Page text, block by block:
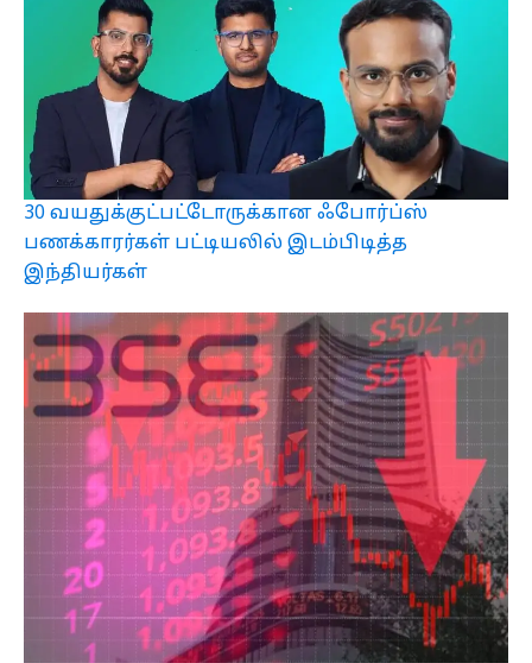
30 வயதுக்குட்பட்டோருக்கான ஃபோர்ப்ஸ்
பணக்காரர்கள் பட்டியலில் இடம்பிடித்த
இந்தியர்கள்